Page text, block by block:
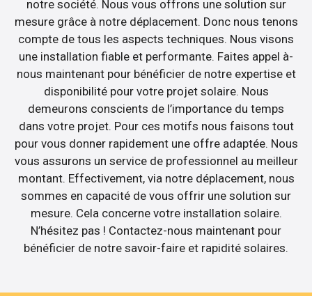
notre société. Nous vous offrons une solution sur
mesure grâce à notre déplacement. Donc nous tenons
compte de tous les aspects techniques. Nous visons
une installation fiable et performante. Faites appel à-
nous maintenant pour bénéficier de notre expertise et
disponibilité pour votre projet solaire. Nous
demeurons conscients de l’importance du temps
dans votre projet. Pour ces motifs nous faisons tout
pour vous donner rapidement une offre adaptée. Nous
vous assurons un service de professionnel au meilleur
montant. Effectivement, via notre déplacement, nous
sommes en capacité de vous offrir une solution sur
mesure. Cela concerne votre installation solaire.
N’hésitez pas ! Contactez-nous maintenant pour
bénéficier de notre savoir-faire et rapidité solaires.